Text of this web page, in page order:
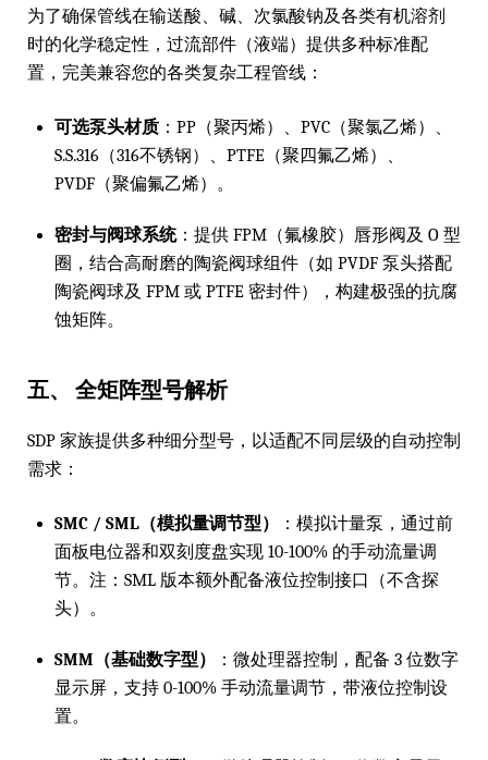
为了确保管线在输送酸、碱、次氯酸钠及各类有机溶剂
时的化学稳定性，过流部件（液端）提供多种标准配
置，完美兼容您的各类复杂工程管线：
可选泵头材质 ：PP（聚丙烯）、PVC（聚氯乙烯）、
S.S.316（316不锈钢）、PTFE（聚四氟乙烯）、
PVDF（聚偏氟乙烯）。
密封与阀球系统：提供 FPM（氟橡胶）唇形阀及 O 型
圈，结合高耐磨的陶瓷阀球组件（如 PVDF 泵头搭配
陶瓷阀球及 FPM 或 PTFE 密封件），构建极强的抗腐
蚀矩阵。
五、 全矩阵型号解析
SDP 家族提供多种细分型号，以适配不同层级的自动控制
需求：
SMC / SML（模拟量调节型）
：模拟计量泵，通过前
面板电位器和双刻度盘实现 10-100% 的手动流量调
节。注：SML 版本额外配备液位控制接口（不含探
头）。
SMM（基础数字型）
：微处理器控制，配备 3 位数字
显示屏，支持 0-100% 手动流量调节，带液位控制设
置。